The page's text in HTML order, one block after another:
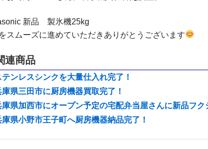
新品 製氷機25kg
スムーズに進めていただきありがとうございます
商品
テンレスシンクを大量仕入れ完了！
庫県三田市に厨房機器買取完了！
庫県加西市にオープン予定の宅配弁当屋さんに新品フ
庫県小野市王子町へ厨房機器納品完了！